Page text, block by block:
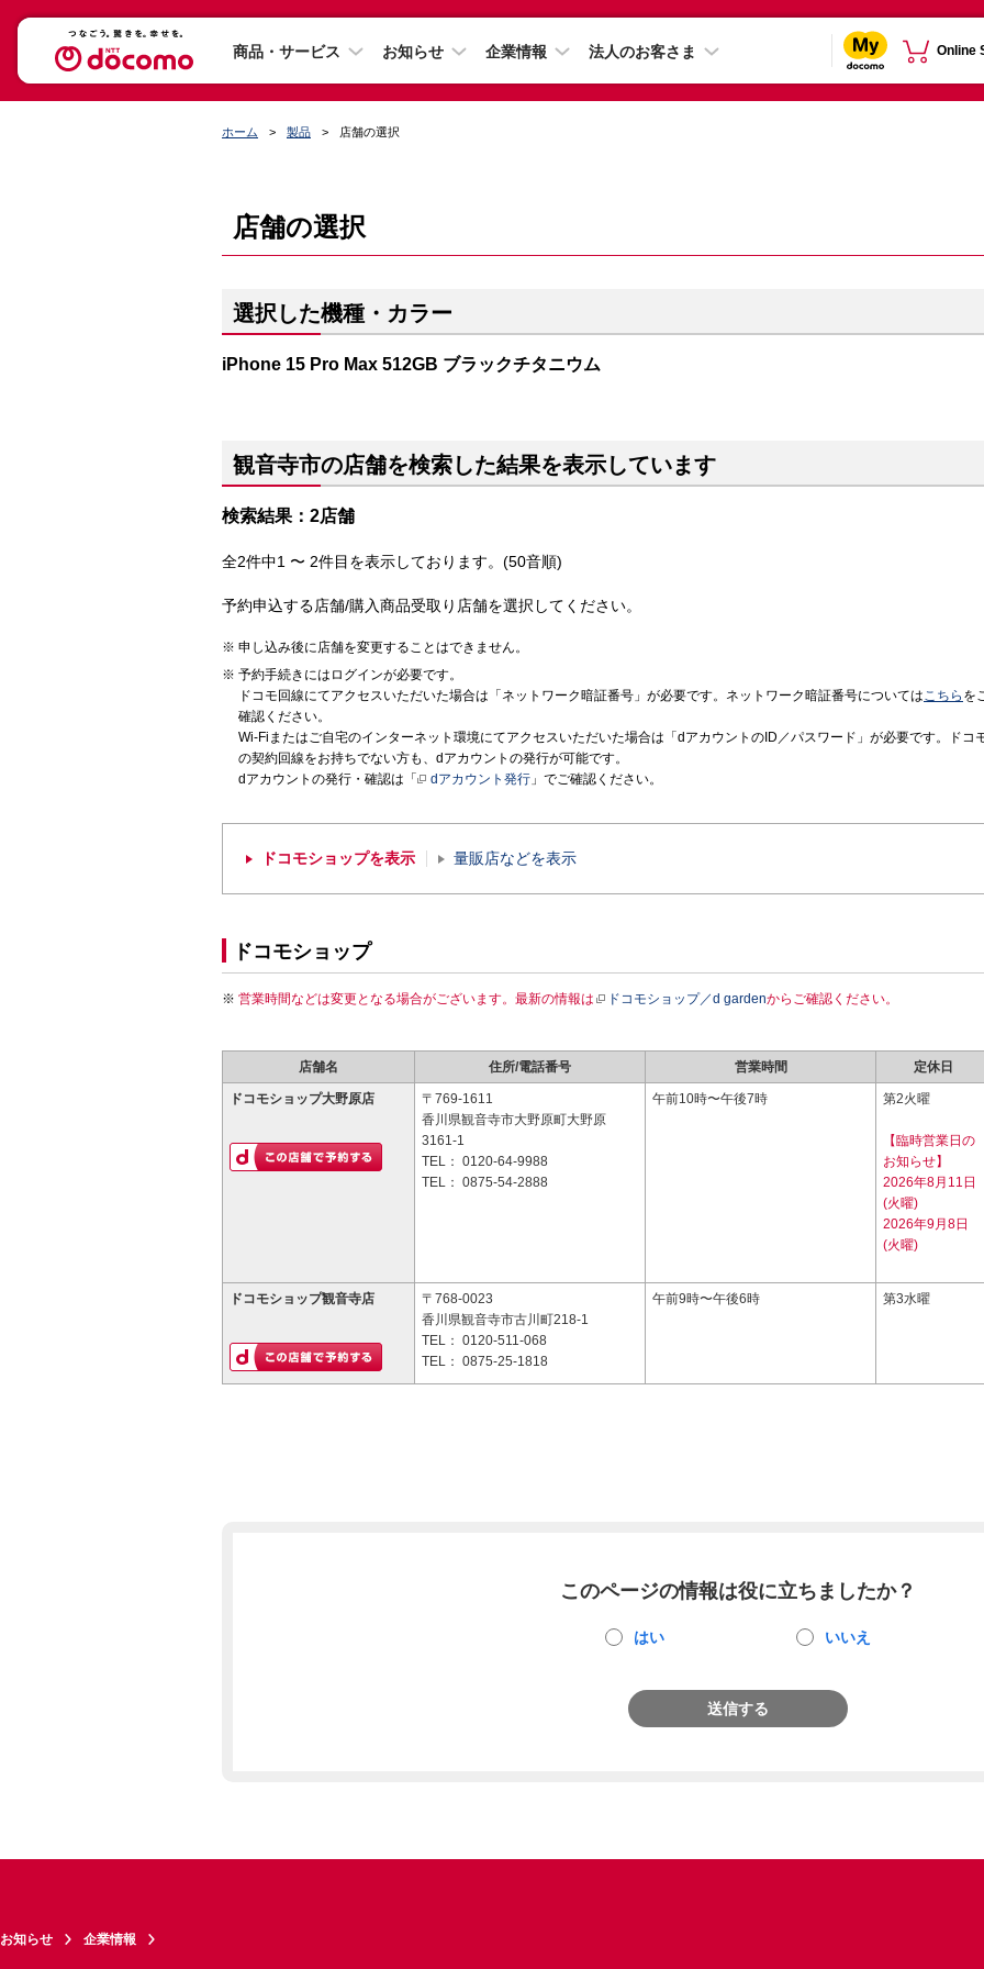
商品・サービス お知らせ 企業情報 法人のお客さま Online
ホーム 製品 店舗の選択
店舗の選択
選択した機種・カラー
iPhone 15 Pro Max 512GB ブラックチタニウム
観音寺市の店舗を検索した結果を表示しています
検索結果：2店舗
全2件中1 〜 2件目を表示しております。(50音順)
予約申込する店舗/購入商品受取り店舗を選択してください。
申し込み後に店舗を変更することはできません。
予約手続きにはログインが必要です。
ドコモ回線にてアクセスいただいた場合は「ネットワーク暗証番号」が必要です。ネットワーク暗証番号についてはこちら を
確認ください。
Wi-Fiまたはご自宅のインターネット環境にてアクセスいただいた場合は「dアカウントのID／パスワード」が必要です。ドコ
の契約回線をお持ちでない方も、dアカウントの発行が可能です。
dアカウントの発行・確認は「
dアカウント発行 」でご確認ください。
ドコモショップを表示 量販店などを表示
ドコモショップ
営業時間などは変更となる場合がございます。最新の情報は ドコモショップ／d gardenからご確認ください。
店舗名 住所/電話番号 営業時間 定休日
ドコモショップ大野原店
〒769-1611
香川県観音寺市大野原町大野原
3161-1
TEL： 0120-64-9988
TEL： 0875-54-2888
午前10時〜午後7時 第2火曜
【臨時営業日の
お知らせ】
2026年8月11日
(火曜)
2026年9月8日
(火曜)
ドコモショップ観音寺店
〒768-0023
香川県観音寺市古川町218-1
TEL： 0120-511-068
TEL： 0875-25-1818
午前9時〜午後6時 第3水曜
このページの情報は役に立ちましたか？
はい いいえ
送信する
お知らせ 企業情報